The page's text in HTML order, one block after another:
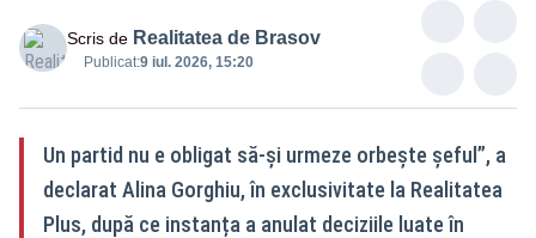
Scris de Realitatea de Brasov
Publicat:9 iul. 2026, 15:20
Un partid nu e obligat să‑și urmeze orbește șeful”, a
declarat Alina Gorghiu, în exclusivitate la Realitatea
Plus, după ce instanța a anulat deciziile luate în